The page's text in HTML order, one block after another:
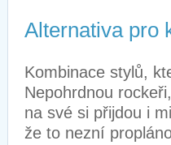
Alternativa pro
Kombinace stylů,
Nepohrdnou
na své si přijdou i
že to nezní